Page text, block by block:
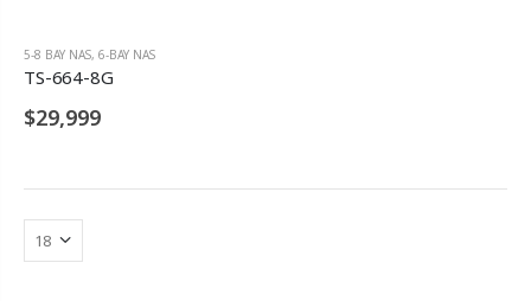
5-8 BAY NAS, 6-BAY NAS
TS-664-8G
$29,999